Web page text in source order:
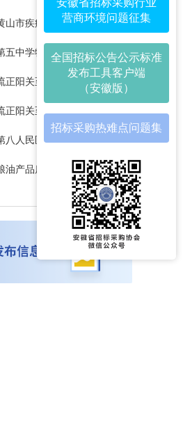
营商环境问题征集
全国招标公告公示标准
发布工具客户端
（安徽版）
招标采购热难点问题集
2026年黄山市疾病预防控制中心标准化建设预防医学门诊设备采购项目招标公告
淮南市第五中学物业服务项目 （一次）竞争性磋商公告
淮河干流正阳关至峡山口段行洪区调整和建设工程对淮河淮南段长吻鮠国家级水产种质资源保护区影响生态补偿项目—人工增殖放流项目（一包） 竞争性谈判公告
淮河干流正阳关至峡山口段行洪区调整和建设工程对淮河淮南段长吻鮠国家级水产种质资源保护区影响生态补偿项目—人工增殖放流项目（二包）竞争性谈判公告
合肥市第八人民医院药品耗材追溯系统项目（三次）成交结果公示
安徽省粮油产品质量监督检测站粮食质量安全检验监测能力提升项目终止公告